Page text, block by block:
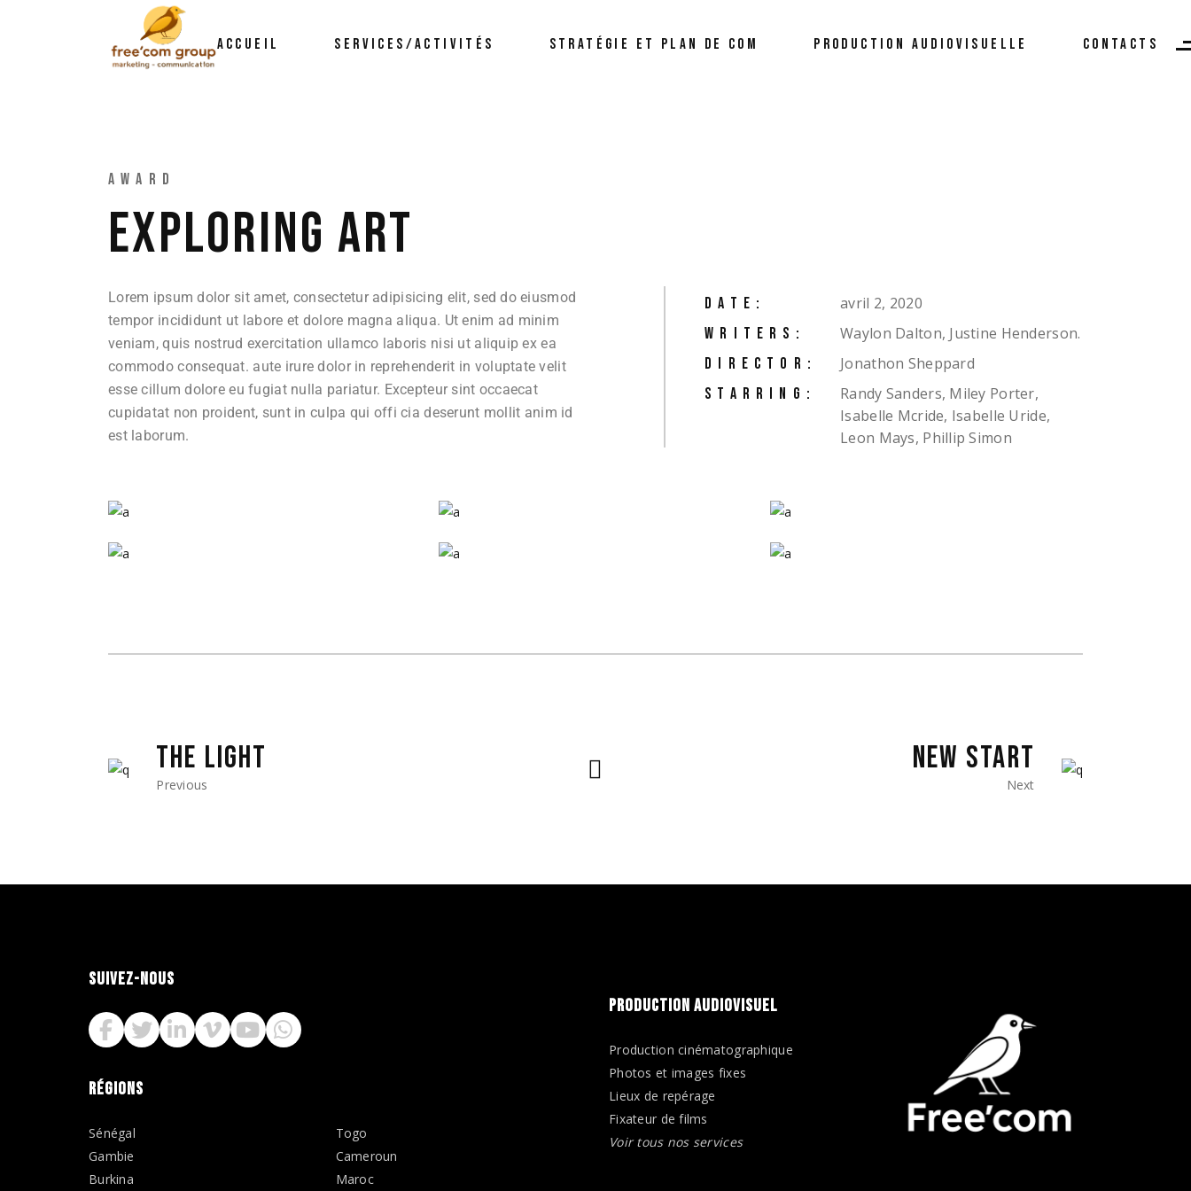
ACCUEIL SERVICES/ACTIVITÉS STRATÉGIE ET PLAN DE COM PRODUCTION AUDIOVISUELLE CONTACTS
Organisation
Marketing Digital
AWARD
EXPLORING ART
Lorem ipsum dolor sit amet, consectetur adipisicing elit, sed do eiusmod
tempor incididunt ut labore et dolore magna aliqua. Ut enim ad minim
veniam, quis nostrud exercitation ullamco laboris nisi ut aliquip ex ea
commodo consequat. aute irure dolor in reprehenderit in voluptate velit
esse cillum dolore eu fugiat nulla pariatur. Excepteur sint occaecat
cupidatat non proident, sunt in culpa qui offi cia deserunt mollit anim id
est laborum.
DATE: avril 2, 2020
WRITERS: Waylon Dalton, Justine Henderson.
DIRECTOR: Jonathon Sheppard
STARRING:
Randy Sanders, Miley Porter,
Isabelle Mcride, Isabelle Uride,
Leon Mays, Phillip Simon
THE LIGHT
Previous
NEW START
Next
SUIVEZ-NOUS
RÉGIONS
Sénégal
Gambie
Burkina
Togo
Cameroun
Maroc
PRODUCTION AUDIOVISUEL
Production cinématographique
Photos et images fixes
Lieux de repérage
Fixateur de films
Voir tous nos services